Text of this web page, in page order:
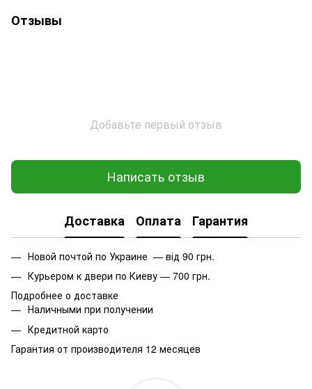
Отзывы
Добавьте первый отзыв
Написать отзыв
Доставка Оплата Гарантия
Новой почтой по Украине — від 90 грн.
Курьером к двери по Киеву — 700 грн.
Подробнее о доставке
Наличными при получении
Кредитной карто
Гарантия от производителя 12 месяцев